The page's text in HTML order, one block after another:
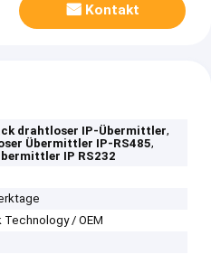
Kontakt
drahtloser IP-Übermittler,
Übermittler IP-RS485,
IP RS232
Technology / OEM